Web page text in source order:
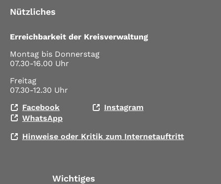
Nützliches
Erreichbarkeit der Kreisverwaltung
Montag bis Donnerstag
07.30-16.00 Uhr
Freitag
07.30-12.30 Uhr
Facebook
Instagram
WhatsApp
Hinweise oder Kritik zum Internetauftritt
Wichtiges